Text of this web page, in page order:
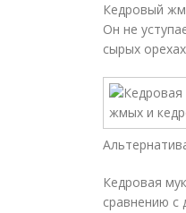
Кедровый
Он не
сырых
Кедровая
сравнению с